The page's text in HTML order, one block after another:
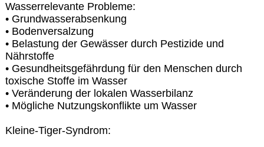
Wasserrelevante Probleme:
• Grundwasserabsenkung
• Bodenversalzung
• Belastung der Gewässer durch Pestizide und
Nährstoffe
• Gesundheitsgefährdung für den Menschen durch
toxische Stoffe im Wasser
• Veränderung der lokalen Wasserbilanz
• Mögliche Nutzungskonflikte um Wasser
Kleine-Tiger-Syndrom: